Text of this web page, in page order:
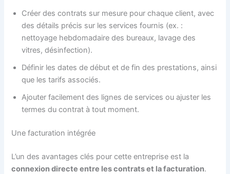
Créer des contrats sur mesure pour chaque client, avec
des détails précis sur les services fournis (ex. :
nettoyage hebdomadaire des bureaux, lavage des
vitres, désinfection).
Définir les dates de début et de fin des prestations, ainsi
que les tarifs associés.
Ajouter facilement des lignes de services ou ajuster les
termes du contrat à tout moment.
Une facturation intégrée
L’un des avantages clés pour cette entreprise est la
connexion directe entre les contrats et la facturation.